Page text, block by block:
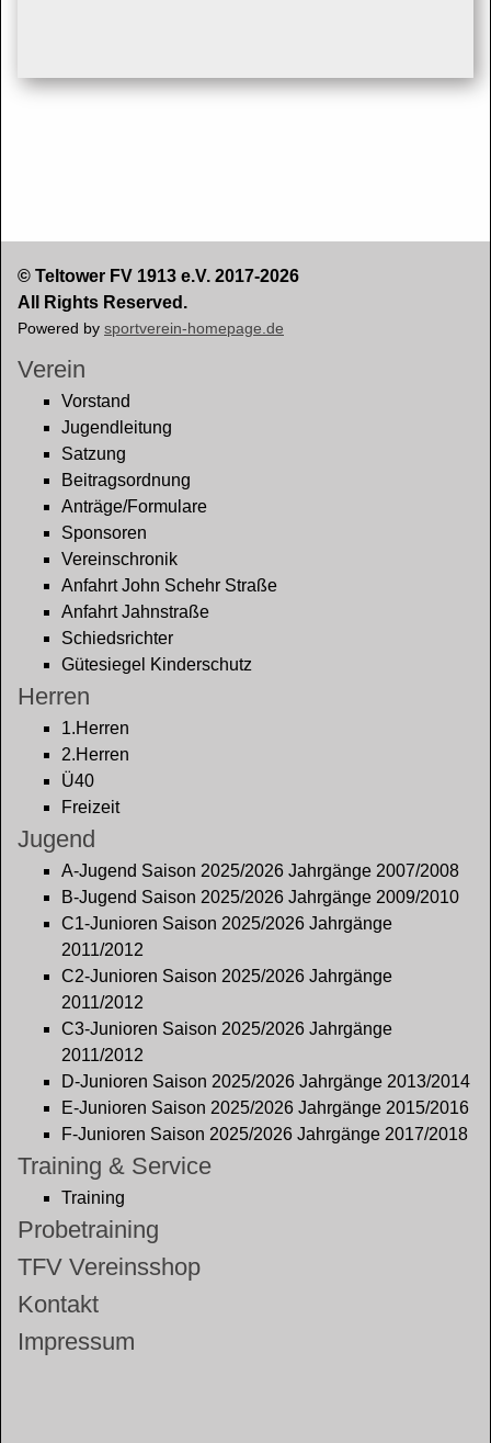
© Teltower FV 1913 e.V. 2017-2026
All Rights Reserved.
Powered by sportverein-homepage.de
Verein
Vorstand
Jugendleitung
Satzung
Beitragsordnung
Anträge/Formulare
Sponsoren
Vereinschronik
Anfahrt John Schehr Straße
Anfahrt Jahnstraße
Schiedsrichter
Gütesiegel Kinderschutz
Herren
1.Herren
2.Herren
Ü40
Freizeit
Jugend
A-Jugend Saison 2025/2026 Jahrgänge 2007/2008
B-Jugend Saison 2025/2026 Jahrgänge 2009/2010
C1-Junioren Saison 2025/2026 Jahrgänge
2011/2012
C2-Junioren Saison 2025/2026 Jahrgänge
2011/2012
C3-Junioren Saison 2025/2026 Jahrgänge
2011/2012
D-Junioren Saison 2025/2026 Jahrgänge 2013/2014
E-Junioren Saison 2025/2026 Jahrgänge 2015/2016
F-Junioren Saison 2025/2026 Jahrgänge 2017/2018
Training & Service
Training
Probetraining
TFV Vereinsshop
Kontakt
Impressum